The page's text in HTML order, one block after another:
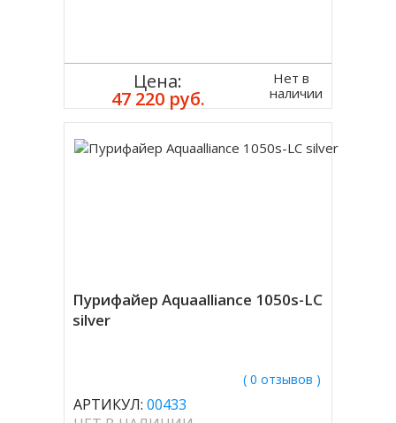
Цена:
47 220 руб.
Нет в
наличии
Пурифайер Aquaalliance 1050s-LC
silver
( 0 отзывов )
АРТИКУЛ: 00433